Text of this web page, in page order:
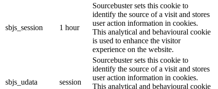
sbjs_session 1 hour
Sourcebuster sets this cookie to
identify the source of a visit and stores
user action information in cookies.
This analytical and behavioural cookie
is used to enhance the visitor
experience on the website.
sbjs_udata session
Sourcebuster sets this cookie to
identify the source of a visit and stores
user action information in cookies.
This analytical and behavioural cookie